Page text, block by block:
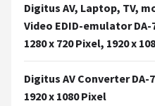
Digitus AV, Laptop, TV,
Video EDID-emulator DA-
1280 x 720 Pixel, 1920 x
Digitus AV Converter DA-
1920 x 1080 Pixel